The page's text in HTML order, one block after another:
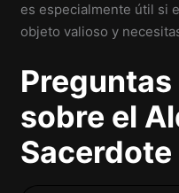
es especialmente útil si
objeto valioso y
sobre el
Sacerdote